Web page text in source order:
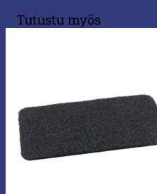
Tutustu myös